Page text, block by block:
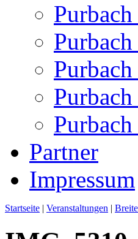
Partner
Impressum
Startseite | Veranstaltungen |